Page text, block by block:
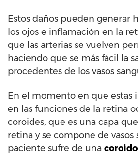
Estos daños pueden generar
los ojos e inflamación en la
que las arterias se vuelven
haciendo que se más fácil la
procedentes de los vasos
En el momento en que estas
en las funciones de la retina
coroides, que es una capa
retina y se compone de vasos
paciente sufre de una